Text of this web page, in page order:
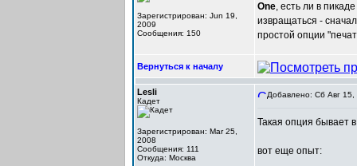
Зарегистрирован: Jun 19,
2009
Сообщения: 150
One, есть ли в
извращаться -
простой опции
Вернуться к началу
Lesli
Кадет
Зарегистрирован: Mar 25,
2008
Сообщения: 111
Откуда: Москва
Добавлено: Сб Авг
Такая опция бывает
вот еще опыт: